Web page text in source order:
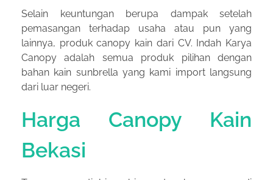
Selain keuntungan berupa dampak setelah
pemasangan terhadap usaha atau pun yang
lainnya, produk canopy kain dari CV. Indah Karya
Canopy adalah semua produk pilihan dengan
bahan kain sunbrella yang kami import langsung
dari luar negeri.
Harga Canopy Kain
Bekasi